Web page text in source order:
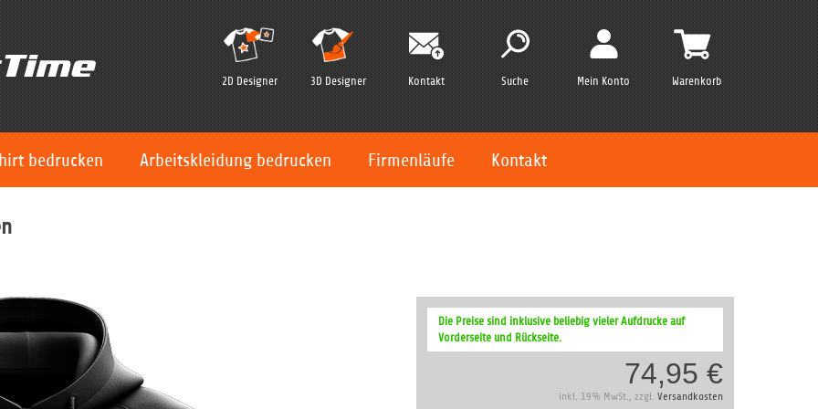
Warenkorb
Mein Konto
Suche
Kontakt
3D Designer
2D Designer
bedrucken Arbeitskleidung bedrucken Firmenläufe Kontakt
Die Preise sind inklusive beliebig vieler Aufdrucke auf
Vorderseite und Rückseite.
74,95 €
inkl. 19% MwSt., zzgl. Versandkosten